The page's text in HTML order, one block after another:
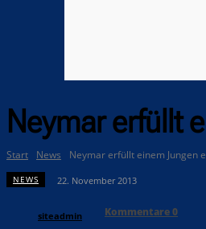
Neymar erfüllt
Start News Neymar erfüllt einem Jungen
NEWS 22. November 2013
siteadmin Kommentare0